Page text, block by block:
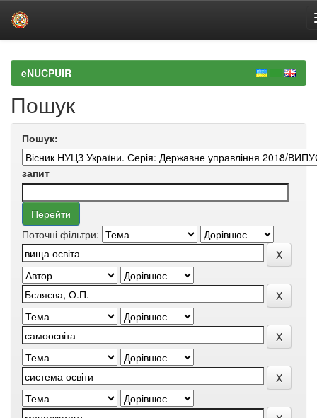
navigationeNUCPUIR
Пошук
Пошук:
запит
Поточні фільтри: